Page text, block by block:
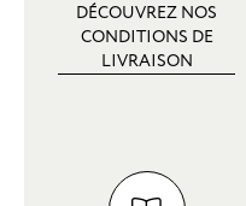
DÉCOUVREZ NOS
CONDITIONS DE
LIVRAISON